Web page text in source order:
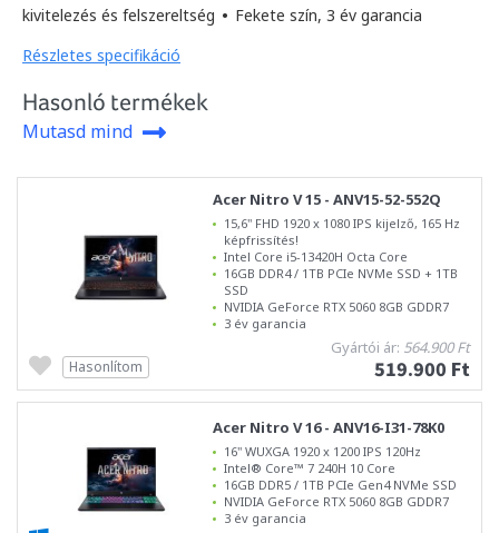
kivitelezés és felszereltség • Fekete szín, 3 év garancia
Részletes specifikáció
Hasonló termékek
Mutasd mind
Acer Nitro V 15 - ANV15-52-552Q
15,6" FHD 1920 x 1080 IPS kijelző, 165 Hz
képfrissítés!
Intel Core i5-13420H Octa Core
16GB DDR4 / 1TB PCIe NVMe SSD + 1TB
SSD
NVIDIA GeForce RTX 5060 8GB GDDR7
3 év garancia
Gyártói ár: 564.900 Ft
519.900 Ft
Hasonlítom
Acer Nitro V 16 - ANV16-I31-78K0
16" WUXGA 1920 x 1200 IPS 120Hz
Intel® Core™ 7 240H 10 Core
16GB DDR5 / 1TB PCIe Gen4 NVMe SSD
NVIDIA GeForce RTX 5060 8GB GDDR7
3 év garancia